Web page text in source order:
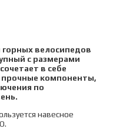
велосипедов
с размерами
в себе
компоненты,
по
навесное